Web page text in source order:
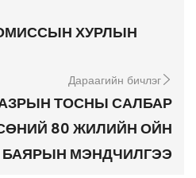
ХУРЛЫН
Дараагийн бичлэг
ТОСНЫ САЛБАР
80 ЖИЛИЙН ОЙН
БАЯРЫН МЭНДЧИЛГЭЭ